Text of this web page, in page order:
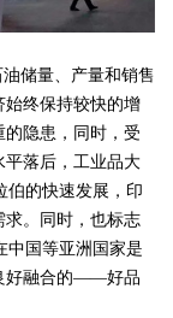
储量、产量和销售
始终保持较快的增
隐患，同时，受
平落后，工业品大
伯的快速发展，印
求。同时，也标志
中国等亚洲国家是
好融合的——好品